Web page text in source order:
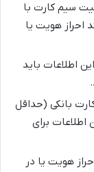
سیم کارت با
احراز هویت یا
این اطلاعات باید
بانکی (حداقل
برای
هویت یا در